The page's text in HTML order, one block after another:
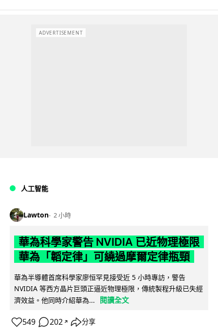
ADVERTISEMENT
人工智能
Lawton 2 小時
華為科學家警告 NVIDIA 已近物理極限
華為「韜定律」可繞過摩爾定律瓶頸
華為半導體首席科學家廖恒罕見接受近 5 小時專訪，警告
NVIDIA 等西方晶片巨頭正逼近物理極限，傳統製程升級已失經
濟效益。他同時介紹華為...
閱讀全文
549 202 ↗ 分享